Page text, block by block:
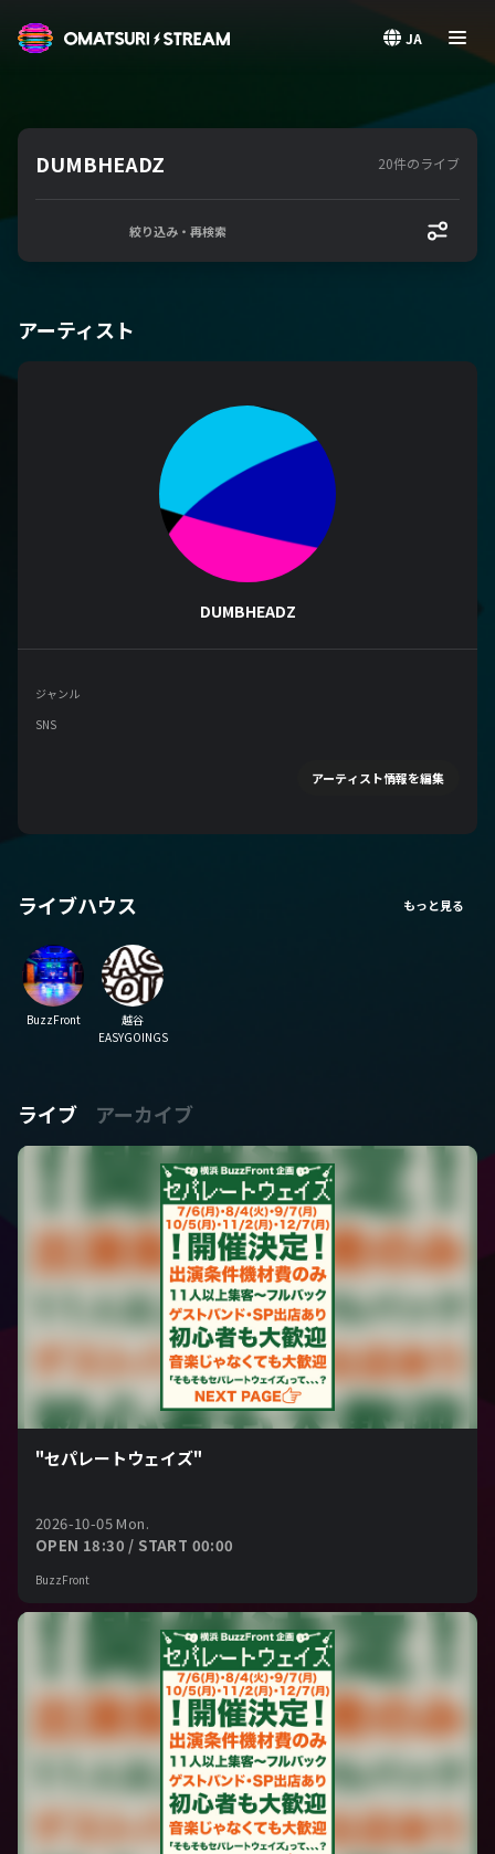
JA
DUMBHEADZ 20件のライブ
絞り込み・再検索
アーティスト
DUMBHEADZ
ジャンル
SNS
アーティスト情報を編集
ライブハウス
BuzzFront
越谷
EASYGOINGS
ライブ アーカイブ
"セパレートウェイズ"
2026-10-05 Mon.
OPEN 18:30 / START 00:00
BuzzFront